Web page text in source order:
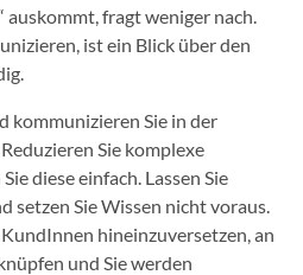
auskommt, fragt weniger nach.
ist ein Blick über den
kommunizieren Sie in der
Sie komplexe
diese einfach. Lassen Sie
setzen Sie Wissen nicht voraus.
hineinzuversetzen, an
und Sie werden